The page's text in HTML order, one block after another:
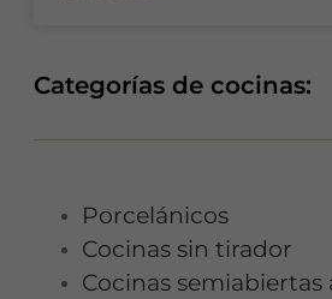
Categorías de cocinas:
Porcelánicos
Cocinas sin tirador
Cocinas semiabiertas